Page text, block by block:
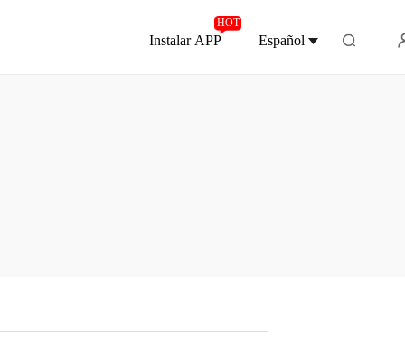
Instalar APP
HOT
Español